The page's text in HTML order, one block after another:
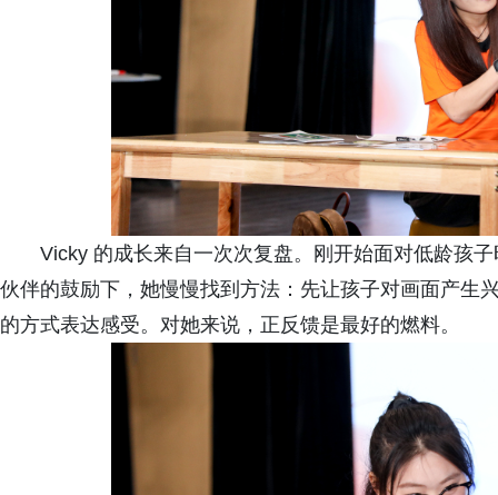
Vicky 的成长来自一次次复盘。刚开始面对低龄孩
伙伴的鼓励下，她慢慢找到方法：先让孩子对画面产生
的方式表达感受。对她来说，正反馈是最好的燃料。